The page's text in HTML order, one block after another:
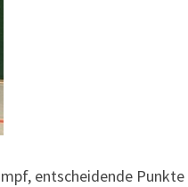
entscheidende Punkte